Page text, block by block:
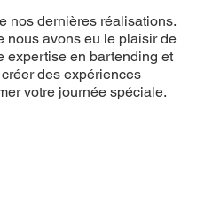
nos dernières réalisations.
nous avons eu le plaisir de
expertise en bartending et
des expériences
votre journée spéciale.